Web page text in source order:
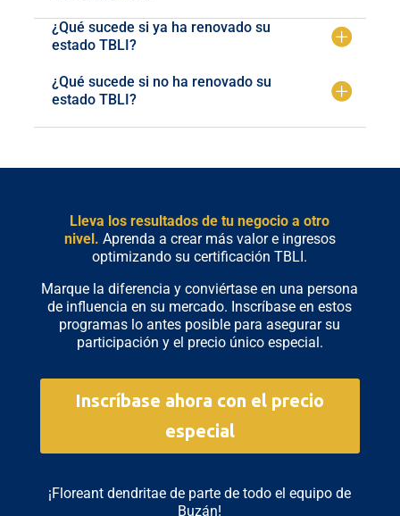
¿Qué sucede si ya ha renovado su
estado TBLI?
¿Qué sucede si no ha renovado su
estado TBLI?
Lleva los resultados de tu negocio a otro
nivel. Aprenda a crear más valor e ingresos
optimizando su certificación TBLI.
Marque la diferencia y conviértase en una persona
de influencia en su mercado. Inscríbase en estos
programas lo antes posible para asegurar su
participación y el precio único especial.
Inscríbase ahora con el precio
especial
¡Floreant dendritae de parte de todo el equipo de
Buzán!